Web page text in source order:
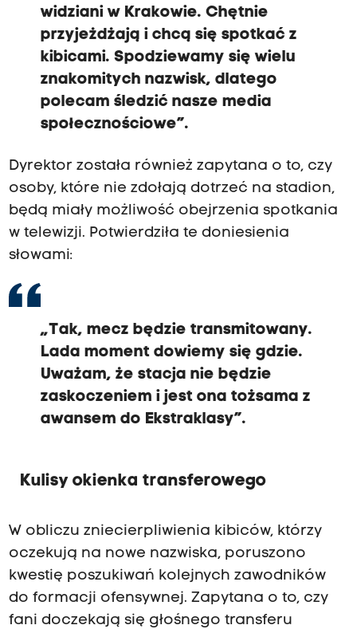
widziani w Krakowie. Chętnie
przyjeżdżają i chcą się spotkać z
kibicami. Spodziewamy się wielu
znakomitych nazwisk, dlatego
polecam śledzić nasze media
społecznościowe”.
Dyrektor została również zapytana o to, czy
osoby, które nie zdołają dotrzeć na stadion,
będą miały możliwość obejrzenia spotkania
w telewizji. Potwierdziła te doniesienia
słowami:
„Tak, mecz będzie transmitowany.
Lada moment dowiemy się gdzie.
Uważam, że stacja nie będzie
zaskoczeniem i jest ona tożsama z
awansem do Ekstraklasy”.
Kulisy okienka transferowego
W obliczu zniecierpliwienia kibiców, którzy
oczekują na nowe nazwiska, poruszono
kwestię poszukiwań kolejnych zawodników
do formacji ofensywnej. Zapytana o to, czy
fani doczekają się głośnego transferu